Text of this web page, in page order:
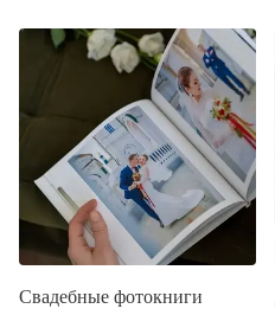
Свадебные фотокниги